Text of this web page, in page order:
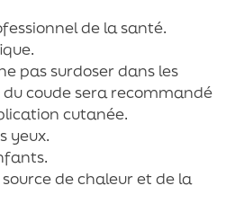
de la santé.
pas surdoser dans les
coude sera recommandé
cutanée.
yeux.
de chaleur et de la